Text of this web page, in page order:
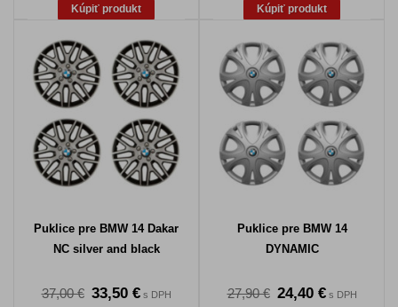
Kúpiť produkt Kúpiť produkt
Puklice pre BMW 14 Dakar
NC silver and black
37,00 € 33,50 €s DPH
Puklice pre BMW 14
DYNAMIC
27,90 € 24,40 €s DPH